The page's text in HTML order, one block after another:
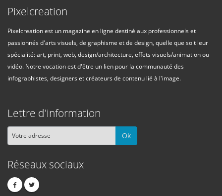
Pixelcreation
Pixelcreation est un magazine en ligne destiné aux professionnels et
passionnés d'arts visuels, de graphisme et de design, quelle que soit leur
spécialité: art, print, web, design/architecture, effets visuels/animation ou
vidéo. Notre vocation est d'être un lien pour la communauté des
infographistes, designers et créateurs de contenu lié à l'image.
Lettre d'information
Ok
Réseaux sociaux